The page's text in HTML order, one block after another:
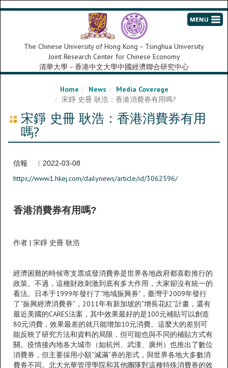
The Chinese University of Hong Kong－Tsinghua University
Joint Research Center for Chinese Economy
清華大學－香港中文大學中國經濟聯合研究中心
Home News
Media Coverage
宋錚 史冊 耿浩：香港消費券有用嗎?
宋錚 史冊 耿浩：香港消費券有用
嗎?
信報 ︳2022-03-08
https://www1.hkej.com/dailynews/article/id/3062596/
香港消費券有用嗎?
作者 | 宋錚 史冊 耿浩
經濟困難的時候寄支票或發消費券是世界各地政府都喜歡推行的
政策。不過，這種財政刺激到底有多大作用，大家卻沒有統一的
看法。日本于1999年發行了"地域振興券"，臺灣于2009年發行
了“振興經濟消費券”，2011年有新加坡的“增長花紅”計畫，還有
最近美國的CARES法案，其中效果最好的是100元補貼可以創造
80元消費，效果最差的就只能增加10元消費。這麼大的差別可
能反映了研究方法和資料的局限，但可能也與不同的補貼方式有
關。疫情後內地各大城市（如杭州、武漢、廣州）也推出了數位
消費券，但主要採用小額“減滿”券的形式，與世界各地大多數消
費券不同。北大光華管理學院和其他團隊對這種特殊消費券的效